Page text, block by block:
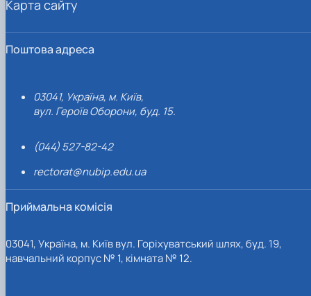
Поштова адреса
03041, Україна, м. Київ,
вул. Героїв Оборони, буд. 15.
(044) 527-82-42
rectorat@nubip.edu.ua
Приймальна комісія
03041, Україна, м. Київ вул. Горіхуватський шлях, буд. 19,
навчальний корпус № 1, кімната № 12.
Карта сайту